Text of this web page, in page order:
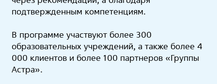
подтвержденным компетенциям.
В программе участвуют более 300
образовательных учреждений, а также более 4
000 клиентов и более 100 партнеров «Группы
Астра».